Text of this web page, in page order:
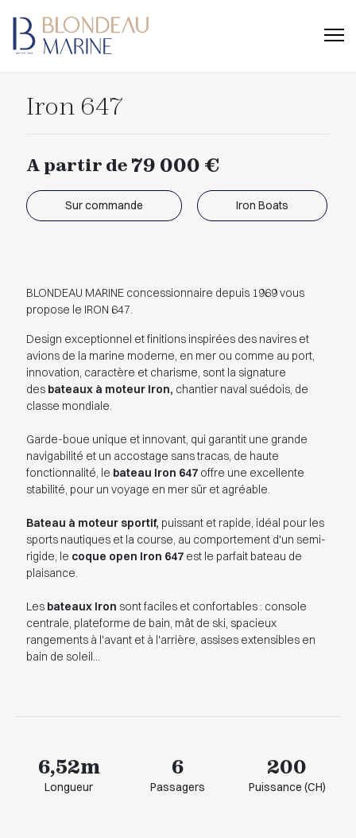
Iron 647
A partir de 79 000 €
Sur commande Iron Boats
BLONDEAU MARINE concessionnaire depuis 1969 vous
propose le IRON 647.
Design exceptionnel et finitions inspirées des navires et
avions de la marine moderne, en mer ou comme au port,
innovation, caractère et charisme, sont la signature
des bateaux à moteur Iron, chantier naval suédois, de
classe mondiale.
Garde-boue unique et innovant, qui garantit une grande
navigabilité et un accostage sans tracas, de haute
fonctionnalité, le bateau Iron 647 offre une excellente
stabilité, pour un voyage en mer sûr et agréable.
Bateau à moteur sportif, puissant et rapide, idéal pour les
sports nautiques et la course, au comportement d'un semi-
rigide, le coque open Iron 647 est le parfait bateau de
plaisance.
Les bateaux Iron sont faciles et confortables : console
centrale, plateforme de bain, mât de ski, spacieux
rangements à l'avant et à l'arrière, assises extensibles en
bain de soleil...
6,52m
Longueur
6
Passagers
200
Puissance (CH)